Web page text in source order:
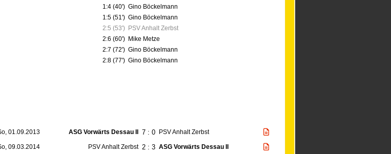
1:4 (40') Gino Böckelmann
1:5 (51') Gino Böckelmann
2:5 (53') PSV Anhalt Zerbst
2:6 (60') Mike Metze
2:7 (72') Gino Böckelmann
2:8 (77') Gino Böckelmann
01.09.2013 ASG Vorwärts Dessau II 7 : 0 PSV Anhalt Zerbst
09.03.2014 PSV Anhalt Zerbst 2 : 3 ASG Vorwärts Dessau II